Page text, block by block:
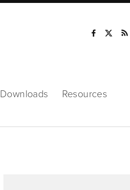
Downloads Resources